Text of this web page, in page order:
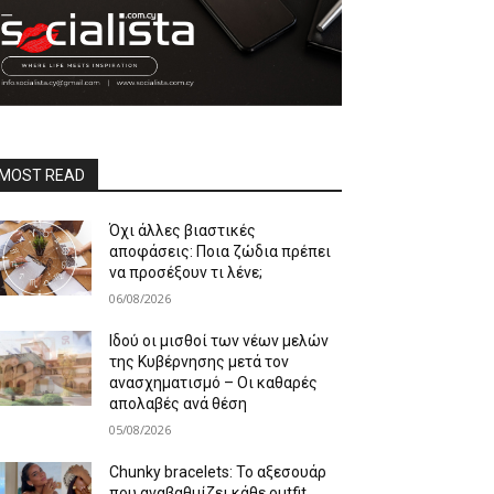
READ
Όχι άλλες βιαστικές
αποφάσεις: Ποια ζώδια πρέπει
να προσέξουν τι λένε;
06/08/2026
Ιδού οι μισθοί των νέων μελών
της Κυβέρνησης μετά τον
ανασχηματισμό – Οι καθαρές
απολαβές ανά θέση
05/08/2026
Chunky bracelets: Το αξεσουάρ